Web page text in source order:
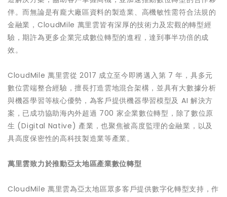
伴。而無論是有龐大廠區資料的製造業、高機敏性需符合法規的
金融業，CloudMile 萬里雲皆有深厚的技術力及宏觀的轉型經
驗，期許為更多企業完成數位轉型的進程，達到事半功倍的成
效。
CloudMile 萬里雲從 2017 成立至今即將邁入第 7 年，具多元
數位雲端整合經驗，擅長打造雲地混合架構，並具有大數據分析
與機器學習等核心優勢，為客戶提供機器學習模型及 AI 解決方
案，已成功協助海內外超過 700 家企業數位轉型，除了數位原
生 (Digital Native) 產業，也聚焦被高度監理的金融業，以及
具高度保密性的高科技製造業等產業。
萬里雲致力於推動亞太地區產業數位轉型
CloudMile 萬里雲為亞太地區眾多客戶提供數字化轉型支持，作